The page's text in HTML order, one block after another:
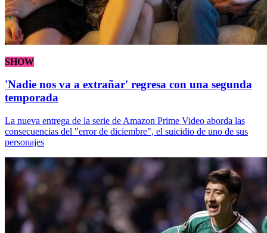
SHOW
'Nadie nos va a extrañar' regresa con una segunda
temporada
La nueva entrega de la serie de Amazon Prime Video aborda las
consecuencias del "error de diciembre", el suicidio de uno de sus
personajes